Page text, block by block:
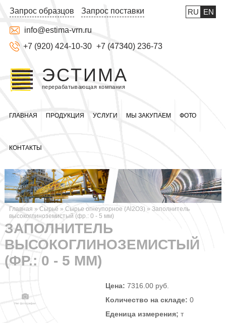
Запрос образцов Запрос поставки RU EN
info@estima-vrn.ru
+7 (920) 424-10-30 +7 (47340) 236-73
ЭСТИМА
перерабатывающая компания
ГЛАВНАЯ ПРОДУКЦИЯ УСЛУГИ МЫ ЗАКУПАЕМ ФОТО
КОНТАКТЫ
Главная » Сырьё » Сырье огнеупорное (Al2O3) » Заполнитель
высокоглиноземистый (фр.: 0 - 5 мм)
ЗАПОЛНИТЕЛЬ
ВЫСОКОГЛИНОЗЕМИСТЫЙ
(ФР.: 0 - 5 ММ)
Цена: 7316.00 руб.
Количество на складе: 0
Еденица измерения; т